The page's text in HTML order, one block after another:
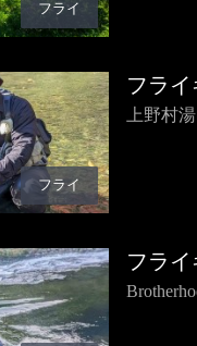
フライ
フライ
フラ
上野村
フラ